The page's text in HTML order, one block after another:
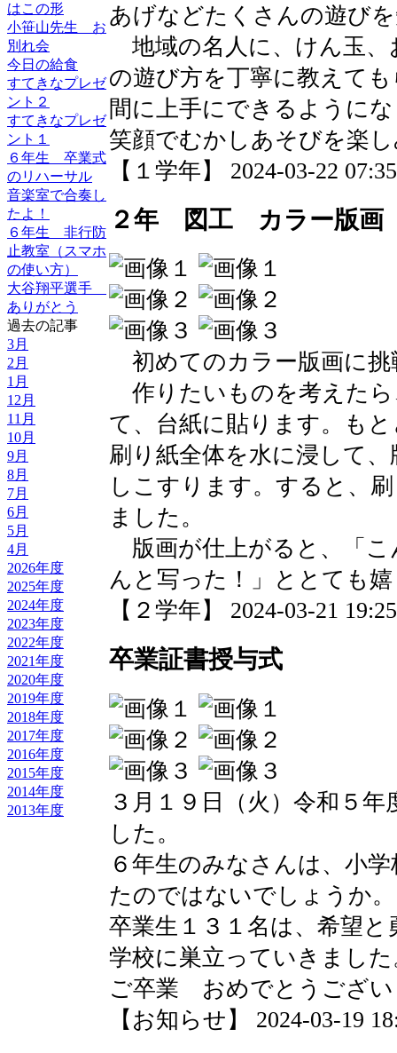
はこの形
小笹山先生 お
別れ会
今日の給食
すてきなプレゼ
ント２
すてきなプレゼ
ント１
６年生 卒業式
のリハーサル
音楽室で合奏し
たよ！
６年生 非行防
止教室（スマホ
の使い方）
大谷翔平選手
ありがとう
過去の記事
3月
2月
1月
12月
11月
10月
9月
8月
7月
6月
5月
4月
2026年度
2025年度
2024年度
2023年度
2022年度
2021年度
2020年度
2019年度
2018年度
2017年度
2016年度
2015年度
2014年度
2013年度
あげなどたくさんの遊び
地域の名人に、けん玉、
の遊び方を丁寧に教えて
間に上手にできるように
笑顔でむかしあそびを楽
【１学年】 2024-03-22
２年 図工 カラー版画
初めてのカラー版画に挑
作りたいものを考えた
て、台紙に貼ります。も
刷り紙全体を水に浸して
しこすります。すると、
ました。
版画が仕上がると、「こ
んと写った！」ととても
【２学年】 2024-03-21
卒業証書授与式
３月１９日（火）令和５
した。
６年生のみなさんは、小
たのではないでしょうか。
卒業生１３１名は、希望
学校に巣立っていきまし
ご卒業 おめでとうござい
【お知らせ】 2024-03-19